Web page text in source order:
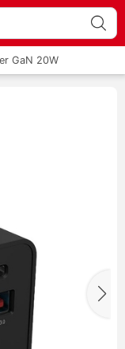
GaN 20W